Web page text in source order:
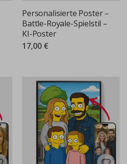
Personalisierte Poster –
Battle-Royale-Spielstil –
KI-Poster
17,00 €